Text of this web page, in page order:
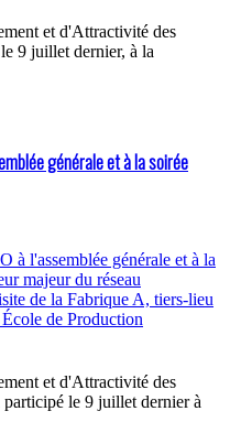
et d'Attractivité des
9 juillet dernier, à la
générale et à la soirée
et d'Attractivité des
le 9 juillet dernier à